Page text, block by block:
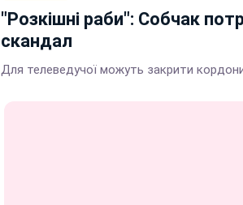
"Розкішні раби": Собчак
скандал
Для телеведучої можуть закрити